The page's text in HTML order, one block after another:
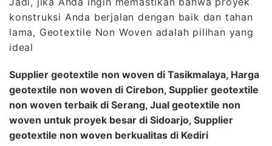
konstruksi Anda berjalan dengan baik dan tahan
lama, Geotextile Non Woven adalah pilihan yang
ideal
Supplier geotextile non woven di Tasikmalaya, Harga
geotextile non woven di Cirebon, Supplier geotextile
non woven terbaik di Serang, Jual geotextile non
woven untuk proyek besar di Sidoarjo, Supplier
geotextile non woven berkualitas di Kediri